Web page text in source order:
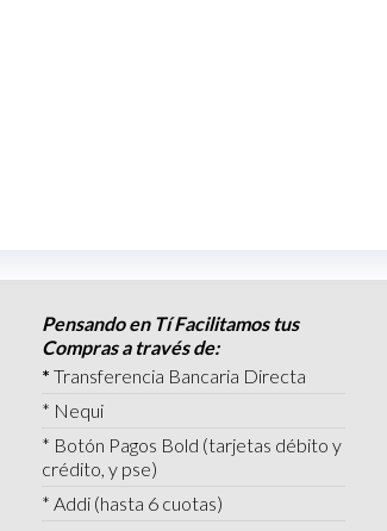
Pensando en Tí Facilitamos tus
Compras a través de:
*Transferencia Bancaria Directa
* Nequi
* Botón Pagos Bold (tarjetas débito y
crédito, y pse)
* Addi (hasta 6 cuotas)